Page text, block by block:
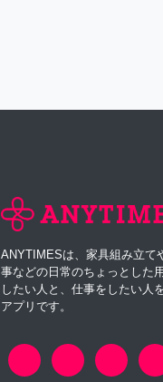
ANYTIMESは、家具組み立て
事などの日常のちょっとした
したい人と、仕事をしたい人
アプリです。